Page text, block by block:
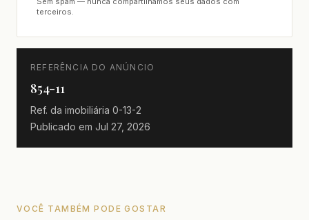
terceiros.
REFERÊNCIA DO ANÚNCIO
854-11
Ref. da imobiliária 0-13-2
Publicado em Jul 27, 2026
VOCÊ TAMBÉM PODE GOSTAR